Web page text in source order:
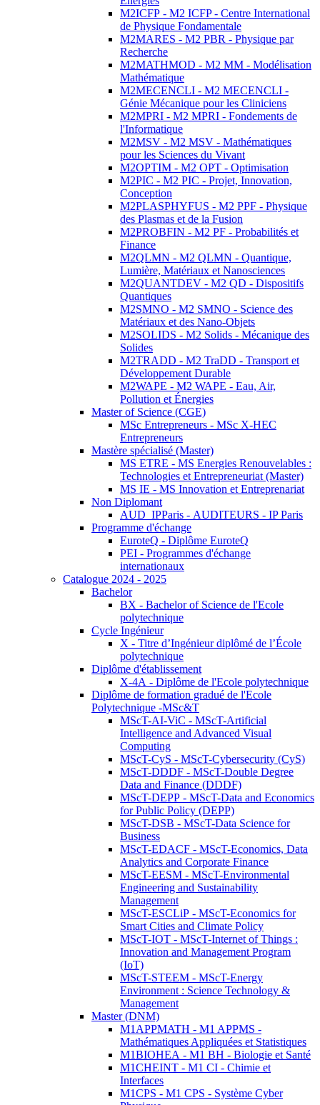
M2ICFP - M2 ICFP - Centre International
de Physique Fondamentale
M2MARES - M2 PBR - Physique par
Recherche
M2MATHMOD - M2 MM - Modélisation
Mathématique
M2MECENCLI - M2 MECENCLI -
Génie Mécanique pour les Cliniciens
M2MPRI - M2 MPRI - Fondements de
l'Informatique
M2MSV - M2 MSV - Mathématiques
pour les Sciences du Vivant
M2OPTIM - M2 OPT - Optimisation
M2PIC - M2 PIC - Projet, Innovation,
Conception
M2PLASPHYFUS - M2 PPF - Physique
des Plasmas et de la Fusion
M2PROBFIN - M2 PF - Probabilités et
Finance
M2QLMN - M2 QLMN - Quantique,
Lumière, Matériaux et Nanosciences
M2QUANTDEV - M2 QD - Dispositifs
Quantiques
M2SMNO - M2 SMNO - Science des
Matériaux et des Nano-Objets
M2SOLIDS - M2 Solids - Mécanique des
Solides
M2TRADD - M2 TraDD - Transport et
Développement Durable
M2WAPE - M2 WAPE - Eau, Air,
Pollution et Énergies
Master of Science (CGE)
MSc Entrepreneurs - MSc X-HEC
Entrepreneurs
Mastère spécialisé (Master)
MS ETRE - MS Energies Renouvelables :
Technologies et Entrepreneuriat (Master)
MS IE - MS Innovation et Entreprenariat
Non Diplomant
AUD_IPParis - AUDITEURS - IP Paris
Programme d'échange
EuroteQ - Diplôme EuroteQ
PEI - Programmes d'échange
internationaux
Catalogue 2024 - 2025
Bachelor
BX - Bachelor of Science de l'Ecole
polytechnique
Cycle Ingénieur
X - Titre d’Ingénieur diplômé de l’École
polytechnique
Diplôme d'établissement
X-4A - Diplôme de l'Ecole polytechnique
Diplôme de formation gradué de l'Ecole
Polytechnique -MSc&T
MScT-AI-ViC - MScT-Artificial
Intelligence and Advanced Visual
Computing
MScT-CyS - MScT-Cybersecurity (CyS)
MScT-DDDF - MScT-Double Degree
Data and Finance (DDDF)
MScT-DEPP - MScT-Data and Economics
for Public Policy (DEPP)
MScT-DSB - MScT-Data Science for
Business
MScT-EDACF - MScT-Economics, Data
Analytics and Corporate Finance
MScT-EESM - MScT-Environmental
Engineering and Sustainability
Management
MScT-ESCLiP - MScT-Economics for
Smart Cities and Climate Policy
MScT-IOT - MScT-Internet of Things :
Innovation and Management Program
(IoT)
MScT-STEEM - MScT-Energy
Environment : Science Technology &
Management
Master (DNM)
M1APPMATH - M1 APPMS -
Mathématiques Appliquées et Statistiques
M1BIOHEA - M1 BH - Biologie et Santé
M1CHEINT - M1 CI - Chimie et
Interfaces
M1CPS - M1 CPS - Système Cyber